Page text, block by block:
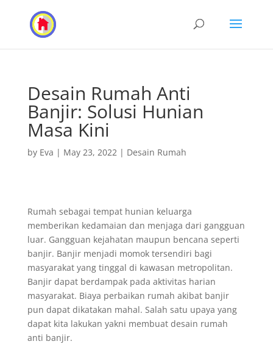
Desain Rumah Anti
Banjir: Solusi Hunian
Masa Kini
by Eva | May 23, 2022| Desain Rumah
Rumah sebagai tempat hunian keluarga
memberikan kedamaian dan menjaga dari gangguan
luar. Gangguan kejahatan maupun bencana seperti
banjir. Banjir menjadi momok tersendiri bagi
masyarakat yang tinggal di kawasan metropolitan.
Banjir dapat berdampak pada aktivitas harian
masyarakat. Biaya perbaikan rumah akibat banjir
pun dapat dikatakan mahal. Salah satu upaya yang
dapat kita lakukan yakni membuat desain rumah
anti banjir.